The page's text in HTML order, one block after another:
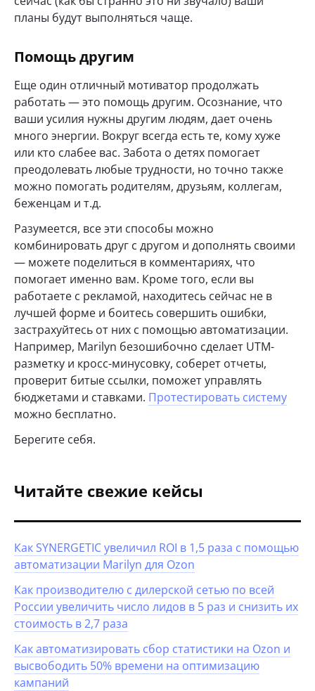
планы будут выполняться чаще.
Помощь другим
Еще один отличный мотиватор продолжать
работать — это помощь другим. Осознание, что
ваши усилия нужны другим людям, дает очень
много энергии. Вокруг всегда есть те, кому хуже
или кто слабее вас. Забота о детях помогает
преодолевать любые трудности, но точно также
можно помогать родителям, друзьям, коллегам,
беженцам и т.д.
Разумеется, все эти способы можно
комбинировать друг с другом и дополнять своими
— можете поделиться в комментариях, что
помогает именно вам. Кроме того, если вы
работаете с рекламой, находитесь сейчас не в
лучшей форме и боитесь совершить ошибки,
застрахуйтесь от них с помощью автоматизации.
Например, Marilyn безошибочно сделает UTM-
разметку и кросс-минусовку, соберет отчеты,
проверит битые ссылки, поможет управлять
бюджетами и ставками. Протестировать систему
можно бесплатно.
Берегите себя.
Читайте свежие кейсы
Как SYNERGETIC увеличил ROI в 1,5 раза с помощью
автоматизации Marilyn для Ozon
Как производителю с дилерской сетью по всей
России увеличить число лидов в 5 раз и снизить их
стоимость в 2,7 раза
Как автоматизировать сбор статистики на Ozon и
высвободить 50% времени на оптимизацию
кампаний